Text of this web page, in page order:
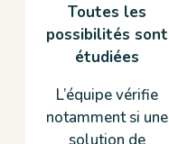
Toutes les
possibilités sont
étudiées
L’équipe vérifie
notamment si une
solution de